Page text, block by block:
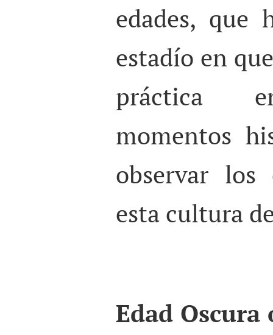
edades, que
estadío en
práctica
momentos
observar los
esta cultura
Edad